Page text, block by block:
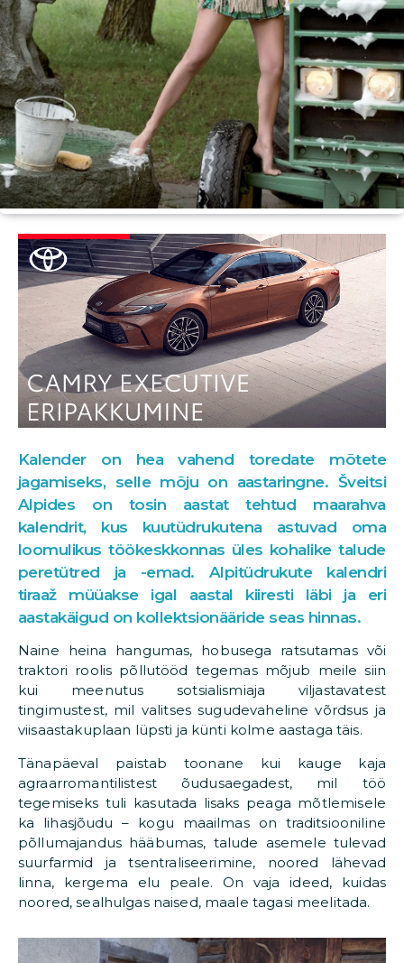
Kalender on hea vahend toredate mõtete
jagamiseks, selle mõju on aastaringne. Šveitsi
Alpides on tosin aastat tehtud maarahva
kalendrit, kus kuutüdrukutena astuvad oma
loomulikus töökeskkonnas üles kohalike talude
peretütred ja -emad. Alpitüdrukute kalendri
tiraaž müüakse igal aastal kiiresti läbi ja eri
aastakäigud on kollektsionääride seas hinnas.
Naine heina hangumas, hobusega ratsutamas või
traktori roolis põllutööd tegemas mõjub meile siin
kui meenutus sotsialismiaja viljastavatest
tingimustest, mil valitses sugudevaheline võrdsus ja
viisaastakuplaan lüpsti ja künti kolme aastaga täis.
Tänapäeval paistab toonane kui kauge kaja
agraarromantilistest õudusaegadest, mil töö
tegemiseks tuli kasutada lisaks peaga mõtlemisele
ka lihasjõudu – kogu maailmas on traditsiooniline
põllumajandus hääbumas, talude asemele tulevad
suurfarmid ja tsentraliseerimine, noored lähevad
linna, kergema elu peale. On vaja ideed, kuidas
noored, sealhulgas naised, maale tagasi meelitada.